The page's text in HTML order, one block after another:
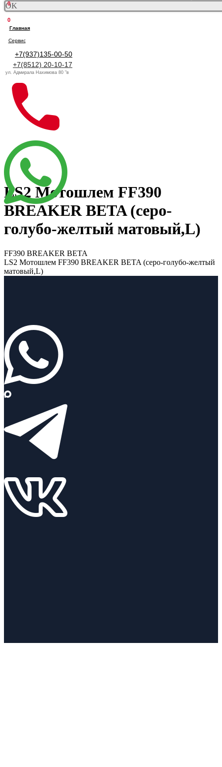
0
0
Главная
Сервис
+7(937)135-00-50
+7(8512) 20-10-17
ул. Адмирала Нахимова 80 "в
OK
LS2 Мотошлем FF390
BREAKER BETA (серо-
голубо-желтый матовый,L)
FF390 BREAKER BETA
LS2 Мотошлем FF390 BREAKER BETA (серо-голубо-желтый
матовый,L)